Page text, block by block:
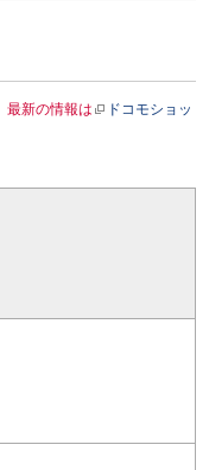
最新の情報は
ドコモショッ